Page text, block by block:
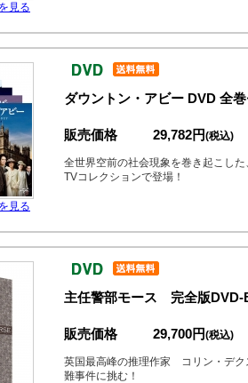
見る
見る
ダウントン・アビー DVD 全巻
販売価格 29,782円(税込)
全世界空前の社会現象を巻き起こし
TVコレクションで登場！
主任警部モース 完全版DVD-
販売価格 29,700円(税込)
英国最高峰の推理作家 コリン・デ
難事件に挑む！